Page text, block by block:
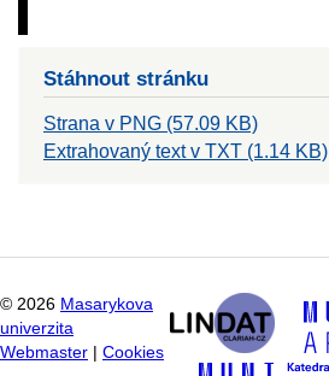
Stáhnout stránku
Strana v PNG (57.09 KB)
Extrahovaný text v TXT (1.14 KB)
© 2026 Masarykova
univerzita
Webmaster
Cookies